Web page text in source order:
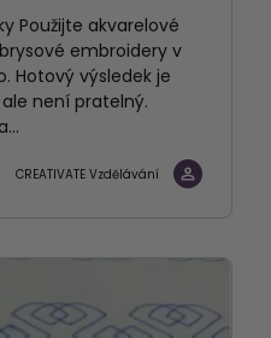
Použijte akvarelové
embroidery v
Hotový výsledek je
není pratelný.
CREATIVATE Vzdělávání